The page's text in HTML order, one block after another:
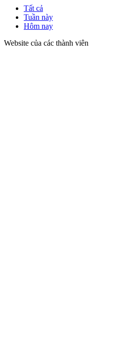
Tất cả
Tuần này
Hôm nay
Website của các thành viên